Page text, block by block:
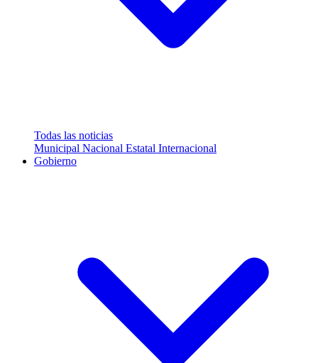
Todas las noticias
Municipal Nacional Estatal Internacional
Gobierno